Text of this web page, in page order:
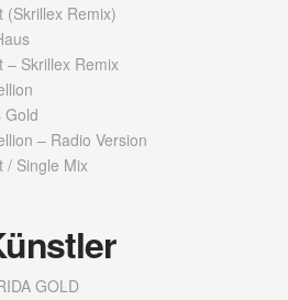
(Skrillex Remix)
– Skrillex Remix
Gold
– Radio Version
/ Single Mix
GOLD